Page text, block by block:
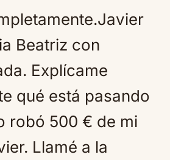
Beatriz con
Explícame
qué está pasando
robó 500 € de mi
Llamé a la